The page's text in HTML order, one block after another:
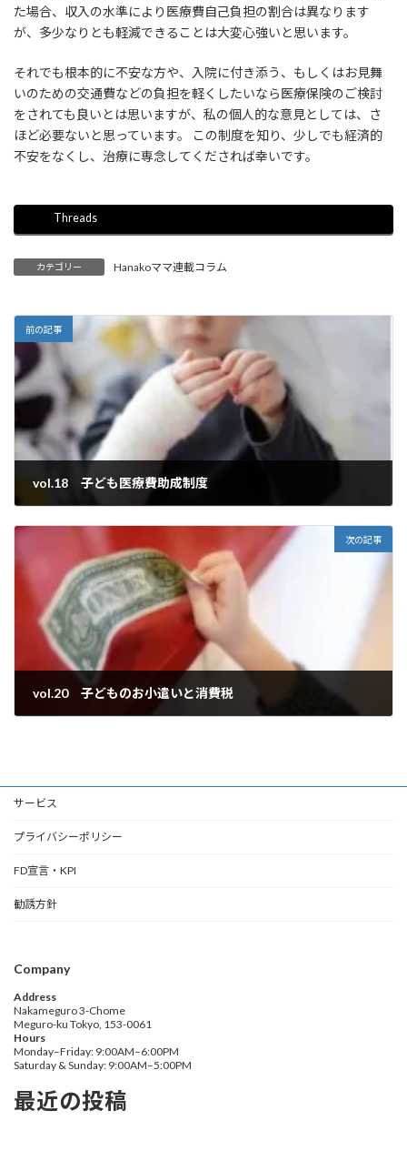
た場合、収入の水準により医療費自己負担の割合は異なります
が、多少なりとも軽減できることは大変心強いと思います。
それでも根本的に不安な方や、入院に付き添う、もしくはお見舞
いのための交通費などの負担を軽くしたいなら医療保険のご検討
をされても良いとは思いますが、私の個人的な意見としては、さ
ほど必要ないと思っています。 この制度を知り、少しでも経済的
不安をなくし、治療に専念してくだされば幸いです。
Threads
カテゴリー Hanakoママ連載コラム
前の記事
vol.18 子ども医療費助成制度
次の記事
vol.20 子どものお小遣いと消費税
サービス
プライバシーポリシー
FD宣言・KPI
勧誘方針
Company
Address
Nakameguro 3-Chome
Meguro-ku Tokyo, 153-0061
Hours
Monday–Friday: 9:00AM–6:00PM
Saturday & Sunday: 9:00AM–5:00PM
最近の投稿